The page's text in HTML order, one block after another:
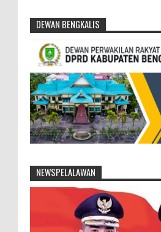
DEWAN BENGKALIS
NEWSPELALAWAN